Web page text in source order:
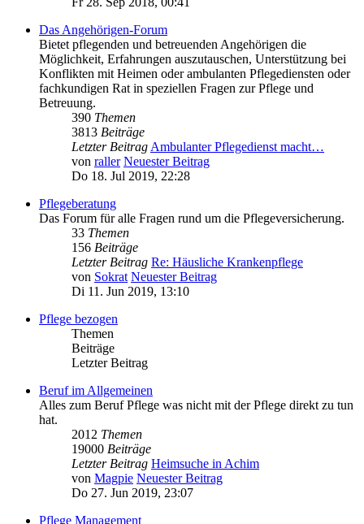
Das Angehörigen-Forum
Bietet pflegenden und betreuenden Angehörigen die
Möglichkeit, Erfahrungen auszutauschen, Unterstützung bei
Konflikten mit Heimen oder ambulanten Pflegediensten oder
fachkundigen Rat in speziellen Fragen zur Pflege und
Betreuung.
390 Themen
3813 Beiträge
Letzter BeitragAmbulanter Pflegedienst macht…
von raller Neuester Beitrag
Do 18. Jul 2019, 22:28
Pflegeberatung
Das Forum für alle Fragen rund um die Pflegeversicherung.
33 Themen
156 Beiträge
Letzter Beitrag Re: Häusliche Krankenpflege
von Sokrat Neuester Beitrag
Di 11. Jun 2019, 13:10
Pflege bezogen
Themen
Beiträge
Letzter Beitrag
Beruf im Allgemeinen
Alles zum Beruf Pflege was nicht mit der Pflege direkt zu tun
hat.
2012 Themen
19000 Beiträge
Letzter Beitrag Heimsuche in Achim
von Magpie Neuester Beitrag
Do 27. Jun 2019, 23:07
Pflege Management